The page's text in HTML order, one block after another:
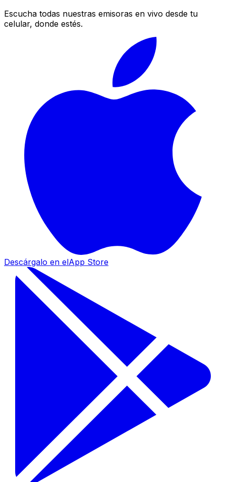
Escucha todas nuestras emisoras en vivo desde tu
celular, donde estés.
Descárgalo en elApp Store